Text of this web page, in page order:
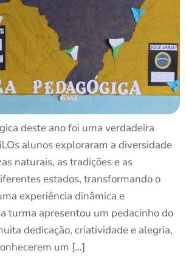
deste ano foi uma verdadeira
alunos exploraram a diversidade
naturais, as tradições e as
estados, transformando o
experiência dinâmica e
turma apresentou um pedacinho do
dedicação, criatividade e alegria,
um […]